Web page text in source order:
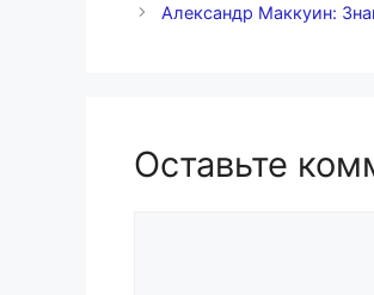
Александр Маккуин:
Оставьте